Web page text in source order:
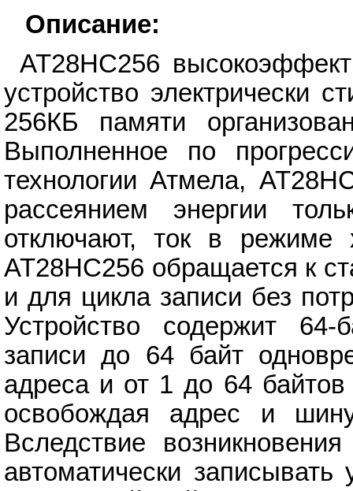
Описание:
AT28HC256
устройство электрически
256КБ памяти
Выполненное по
технологии Атмела,
рассеянием энергии
отключают, ток в
AT28HC256 обращается к
и для цикла записи без
Устройство содержит
записи до 64 байт
адреса и от 1 до 64
освобождая адрес и
Вследствие
автоматически